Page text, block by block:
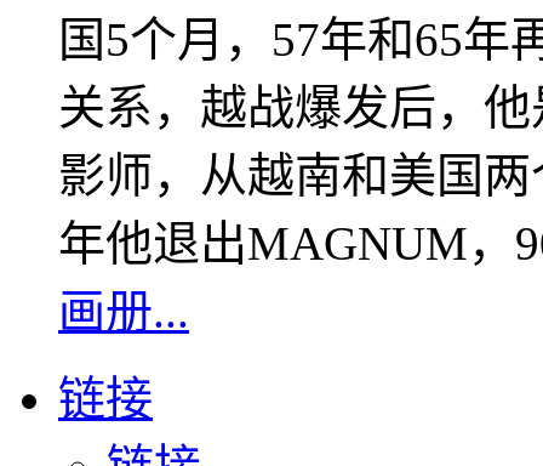
国5个月，57年和65年
关系，越战爆发后，
影师，从越南和美国
年他退出MAGNUM，
画册...
链接